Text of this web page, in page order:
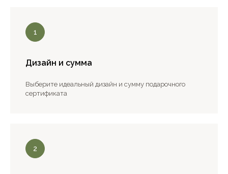
Дизайн и сумма
Выберите идеальный дизайн и сумму подарочного
сертификата